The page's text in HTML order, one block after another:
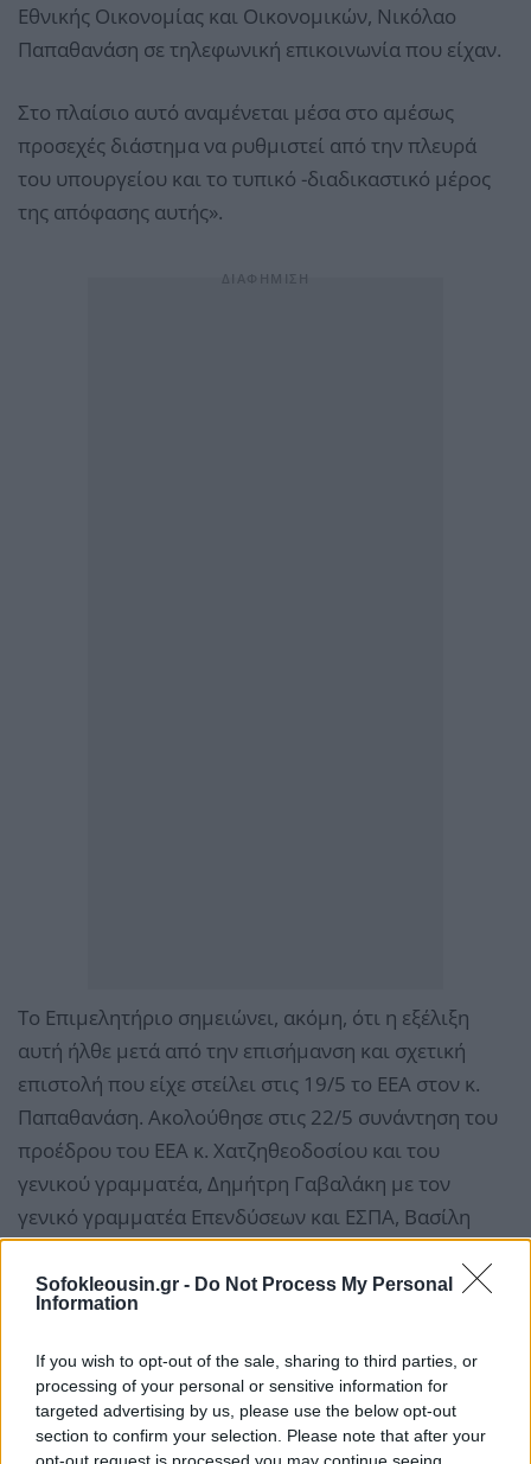
Sofokleousin.gr - Do Not Process My Personal
Information
If you wish to opt-out of the sale, sharing to third parties, or
processing of your personal or sensitive information for
targeted advertising by us, please use the below opt-out
section to confirm your selection. Please note that after your
opt-out request is processed you may continue seeing
Εθνικής Οικονομίας και Οικονομικών, Νικόλαο
Παπαθανάση σε τηλεφωνική επικοινωνία που είχαν.
Στο πλαίσιο αυτό αναμένεται μέσα στο αμέσως
προσεχές διάστημα να ρυθμιστεί από την πλευρά
του υπουργείου και το τυπικό -διαδικαστικό μέρος
της απόφασης αυτής».
Το Επιμελητήριο σημειώνει, ακόμη, ότι η εξέλιξη
αυτή ήλθε μετά από την επισήμανση και σχετική
επιστολή που είχε στείλει στις 19/5 το ΕΕΑ στον κ.
Παπαθανάση. Ακολούθησε στις 22/5 συνάντηση του
προέδρου του ΕΕΑ κ. Χατζηθεοδοσίου και του
γενικού γραμματέα, Δημήτρη Γαβαλάκη με τον
γενικό γραμματέα Επενδύσεων και ΕΣΠΑ, Βασίλη
Σιαδήμα. Εκεί συζητήθηκε εκτενώς η αστοχία του
προγράμματος που δεν είχε συμπεριλάβει την
ασφαλιστική διαμεσολάβηση οπότε και ζητήθηκε η
δίκαιη αποκατάσταση του θέματος.
«Μετά από την κινητοποίηση του ΕΕΑ όπως
προαναφέρθηκε επήλθε η θετική εξέλιξη ώστε και οι